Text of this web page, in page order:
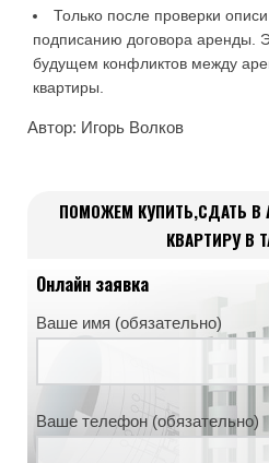
Только после проверки
подписанию договора аренды.
будущем конфликтов между
квартиры.
Автор: Игорь Волков
ПОМОЖЕМ КУПИТЬ,СДАТЬ В
КВАРТИРУ В
Онлайн заявка
Ваше имя (обязательно)
Ваше телефон (обязательно)